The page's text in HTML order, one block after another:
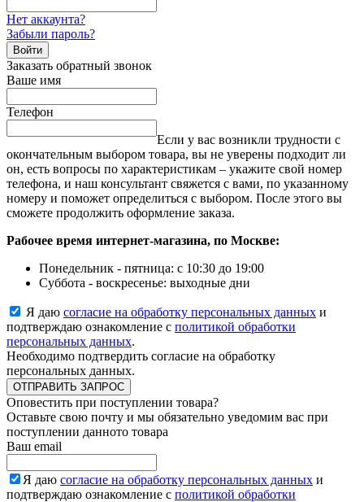
Нет аккаунта?
Забыли пароль?
Войти
Заказать обратный звонок
Ваше имя
Телефон
Если у вас возникли трудности с
окончательным выбором товара, вы не уверены подходит ли
он, есть вопросы по характеристикам – укажите свой номер
телефона, и наш консультант свяжется с вами, по указанному
номеру и поможет определиться с выбором. После этого вы
сможете продолжить оформление заказа.
Рабочее время интернет-магазина, по Москве:
Понедельник - пятница: с 10:30 до 19:00
Суббота - воскресенье: выходные дни
Я даю согласие на обработку персональных данных и
подтверждаю ознакомление с политикой обработки
персональных данных.
Необходимо подтвердить согласие на обработку
персональных данных.
ОТПРАВИТЬ ЗАПРОС
Оповестить при поступлении товара?
Оставьте свою почту и мы обязательно уведомим вас при
поступлении данното товара
Ваш email
Я даю согласие на обработку персональных данных и
подтверждаю ознакомление с политикой обработки